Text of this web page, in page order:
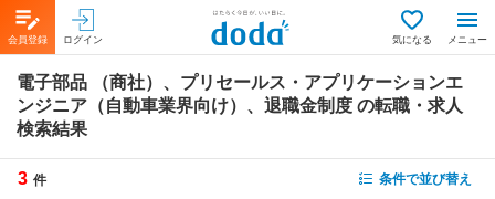
会員登録 ログイン 気になる メニュー
電子部品 （商社）、プリセールス・アプリケーションエ
ンジニア（自動車業界向け）、退職金制度 の転職・求人
検索結果
3 件 条件で並び替え